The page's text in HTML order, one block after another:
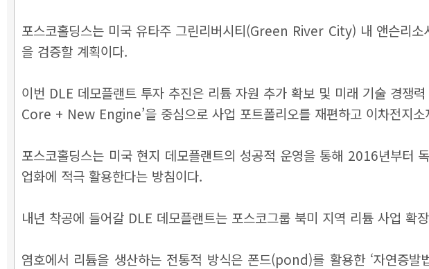
포스코홀딩스는 미국 유타주 그린리버시티(Green River City) 내 앤슨리
을 검증할 계획이다.
이번 DLE 데모플랜트 투자 추진은 리튬 자원 추가 확보 및 미래 기술 경쟁
Core + New Engine’을 중심으로 사업 포트폴리오를 재편하고 이차전지
포스코홀딩스는 미국 현지 데모플랜트의 성공적 운영을 통해 2016년부터
업화에 적극 활용한다는 방침이다.
내년 착공에 들어갈 DLE 데모플랜트는 포스코그룹 북미 지역 리튬 사업
염호에서 리튬을 생산하는 전통적 방식은 폰드(pond)를 활용한 ‘자연증